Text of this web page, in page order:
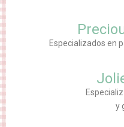
Especializados en
y